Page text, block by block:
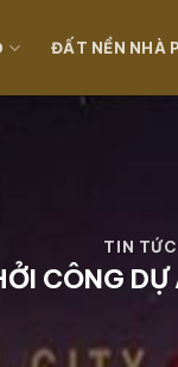
ĐẤT NỀN NHÀ
TIN TỨC
CÔNG